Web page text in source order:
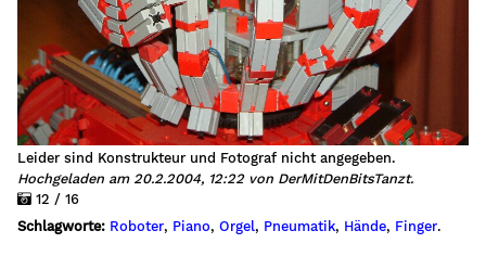
Leider sind Konstrukteur und Fotograf nicht angegeben.
Hochgeladen am 20.2.2004, 12:22 von DerMitDenBitsTanzt.
12 / 16
Schlagworte: Roboter, Piano, Orgel, Pneumatik, Hände, Finger.